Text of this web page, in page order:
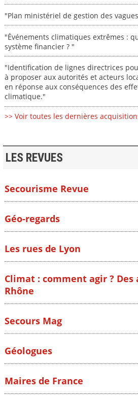
"Plan ministériel de gestion des
"Événements climatiques extrêmes :
système financier ? "
"Identification de lignes directrices
à proposer aux autorités et acteurs
en réponse aux conséquences des
climatique."
>> Voir toutes les dernières
LES REVUES
Secourisme Revue
Géo-regards
Les rues de Lyon
Climat : comment agir ? Des
Rhône
Secours Mag
Géologues
Maires de France